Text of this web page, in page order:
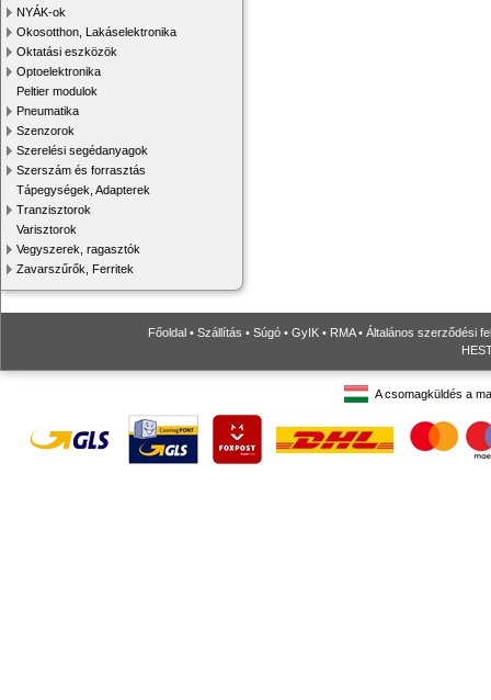
NYÁK-ok
Okosotthon, Lakáselektronika
Oktatási eszközök
Optoelektronika
Peltier modulok
Pneumatika
Szenzorok
Szerelési segédanyagok
Szerszám és forrasztás
Tápegységek, Adapterek
Tranzisztorok
Varisztorok
Vegyszerek, ragasztók
Zavarszűrők, Ferritek
Főoldal • Szállítás • Súgó • GyIK • RMA• Általános szerződési
A csomagküldés a